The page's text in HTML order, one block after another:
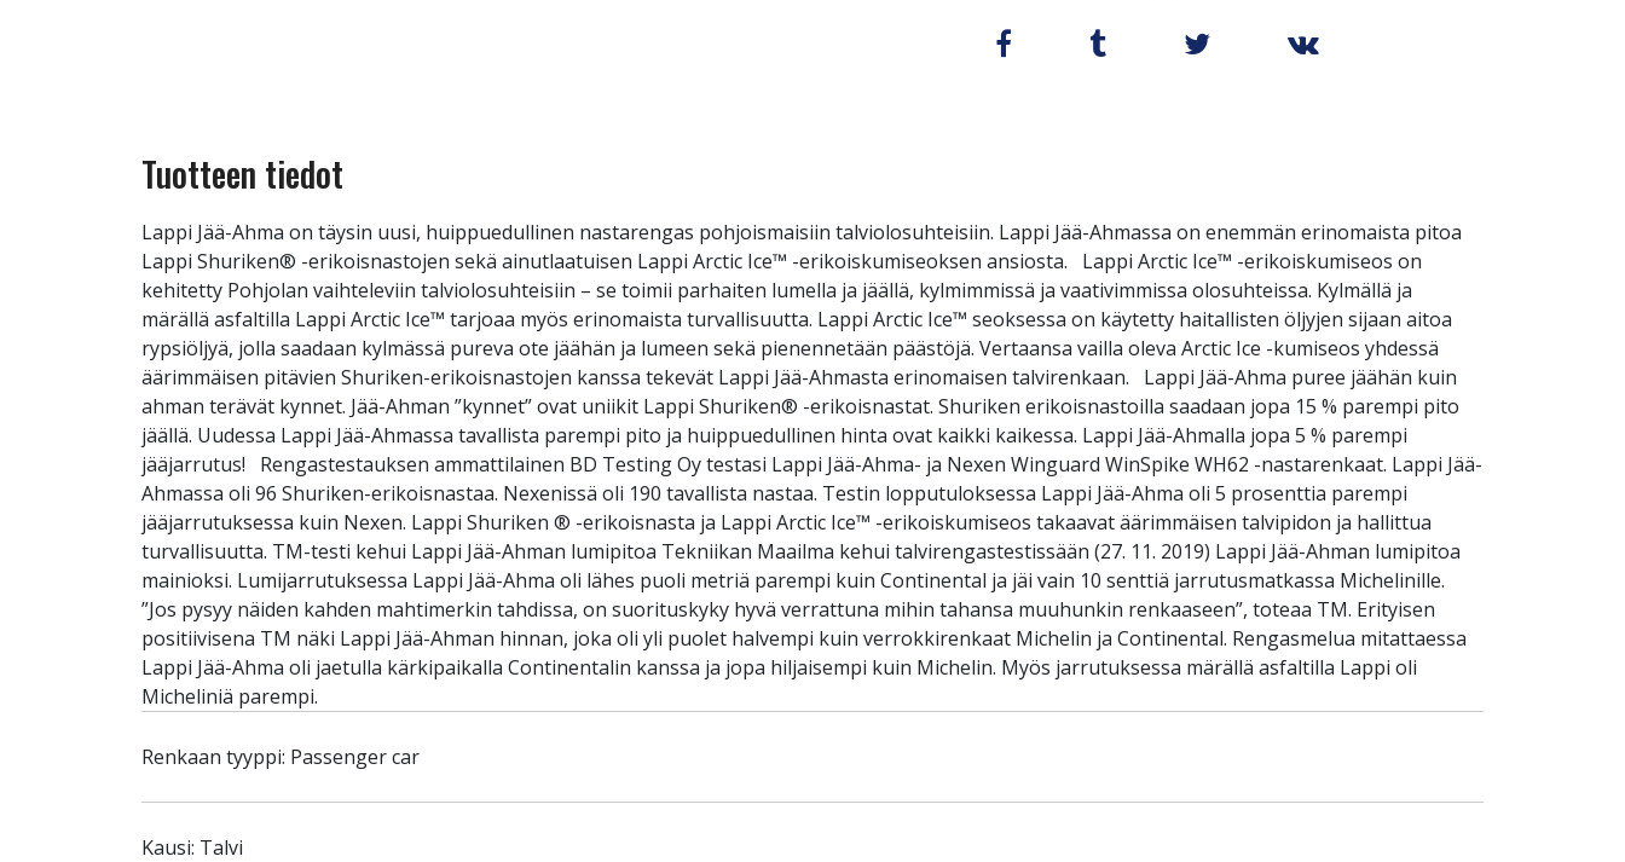
Tuotteen tiedot
Lappi Jää-Ahma on täysin uusi, huippuedullinen nastarengas pohjoismaisiin talviolosuhteisiin. Lappi Jää-Ahmassa on enemmän erinomaista pitoa
Lappi Shuriken® -erikoisnastojen sekä ainutlaatuisen Lappi Arctic Ice™ -erikoiskumiseoksen ansiosta. Lappi Arctic Ice™ -erikoiskumiseos on
kehitetty Pohjolan vaihteleviin talviolosuhteisiin – se toimii parhaiten lumella ja jäällä, kylmimmissä ja vaativimmissa olosuhteissa. Kylmällä ja
märällä asfaltilla Lappi Arctic Ice™ tarjoaa myös erinomaista turvallisuutta. Lappi Arctic Ice™ seoksessa on käytetty haitallisten öljyjen sijaan aitoa
rypsiöljyä, jolla saadaan kylmässä pureva ote jäähän ja lumeen sekä pienennetään päästöjä. Vertaansa vailla oleva Arctic Ice -kumiseos yhdessä
äärimmäisen pitävien Shuriken-erikoisnastojen kanssa tekevät Lappi Jää-Ahmasta erinomaisen talvirenkaan. Lappi Jää-Ahma puree jäähän kuin
ahman terävät kynnet. Jää-Ahman ”kynnet” ovat uniikit Lappi Shuriken® -erikoisnastat. Shuriken erikoisnastoilla saadaan jopa 15 % parempi pito
jäällä. Uudessa Lappi Jää-Ahmassa tavallista parempi pito ja huippuedullinen hinta ovat kaikki kaikessa. Lappi Jää-Ahmalla jopa 5 % parempi
jääjarrutus! Rengastestauksen ammattilainen BD Testing Oy testasi Lappi Jää-Ahma- ja Nexen Winguard WinSpike WH62 -nastarenkaat. Lappi Jää-
Ahmassa oli 96 Shuriken-erikoisnastaa. Nexenissä oli 190 tavallista nastaa. Testin lopputuloksessa Lappi Jää-Ahma oli 5 prosenttia parempi
jääjarrutuksessa kuin Nexen. Lappi Shuriken ® -erikoisnasta ja Lappi Arctic Ice™ -erikoiskumiseos takaavat äärimmäisen talvipidon ja hallittua
turvallisuutta. TM-testi kehui Lappi Jää-Ahman lumipitoa Tekniikan Maailma kehui talvirengastestissään (27. 11. 2019) Lappi Jää-Ahman lumipitoa
mainioksi. Lumijarrutuksessa Lappi Jää-Ahma oli lähes puoli metriä parempi kuin Continental ja jäi vain 10 senttiä jarrutusmatkassa Michelinille.
”Jos pysyy näiden kahden mahtimerkin tahdissa, on suorituskyky hyvä verrattuna mihin tahansa muuhunkin renkaaseen”, toteaa TM. Erityisen
positiivisena TM näki Lappi Jää-Ahman hinnan, joka oli yli puolet halvempi kuin verrokkirenkaat Michelin ja Continental. Rengasmelua mitattaessa
Lappi Jää-Ahma oli jaetulla kärkipaikalla Continentalin kanssa ja jopa hiljaisempi kuin Michelin. Myös jarrutuksessa märällä asfaltilla Lappi oli
Micheliniä parempi.
Renkaan tyyppi: Passenger car
Kausi: Talvi